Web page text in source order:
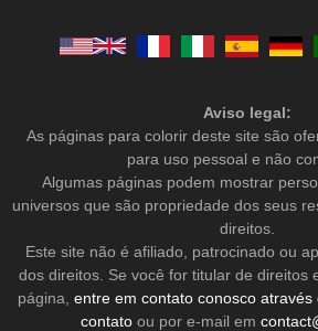
Aviso legal:
As páginas para colorir deste site são
para uso pessoal e não
Algumas páginas podem mostrar
universos que são propriedade dos seus
direitos.
Este site não é afiliado, patrocinado ou
dos direitos. Se você for titular de direitos
página, entre em contato conosco
contatoou por e-mail em